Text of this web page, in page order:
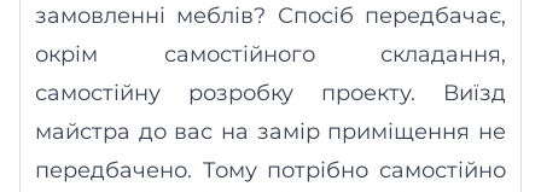
замовленні меблів? Спосіб передбачає,
окрім самостійного складання,
самостійну розробку проекту. Виїзд
майстра до вас на замір приміщення не
передбачено. Тому потрібно самостійно